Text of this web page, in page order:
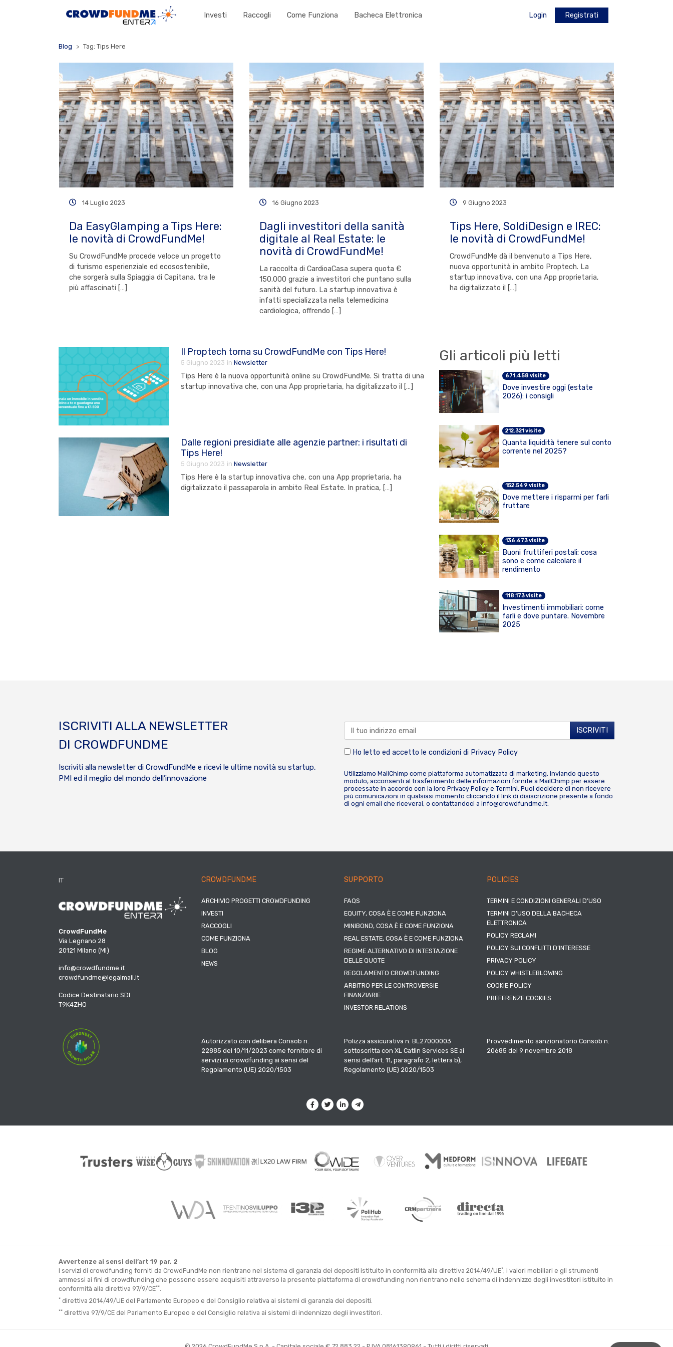
Investi Raccogli Come Funziona Bacheca Elettronica Login Registrati
Blog Tag: Tips Here
14 Luglio 2023
Da EasyGlamping a Tips Here:
le novità di CrowdFundMe!
Su CrowdFundMe procede veloce un progetto
di turismo esperienziale ed ecosostenibile,
che sorgerà sulla Spiaggia di Capitana, tra le
più affascinati […]
16 Giugno 2023
Dagli investitori della sanità
digitale al Real Estate: le
novità di CrowdFundMe!
La raccolta di CardioaCasa supera quota €
150.000 grazie a investitori che puntano sulla
sanità del futuro. La startup innovativa è
infatti specializzata nella telemedicina
cardiologica, offrendo […]
9 Giugno 2023
Tips Here, SoldiDesign e IREC:
le novità di CrowdFundMe!
CrowdFundMe dà il benvenuto a Tips Here,
nuova opportunità in ambito Proptech. La
startup innovativa, con una App proprietaria,
ha digitalizzato il […]
Il Proptech torna su CrowdFundMe con Tips Here!
5 Giugno 2023 in Newsletter
Tips Here è la nuova opportunità online su CrowdFundMe. Si tratta di una
startup innovativa che, con una App proprietaria, ha digitalizzato il […]
Dalle regioni presidiate alle agenzie partner: i risultati di
Tips Here!
5 Giugno 2023 in Newsletter
Tips Here è la startup innovativa che, con una App proprietaria, ha
digitalizzato il passaparola in ambito Real Estate. In pratica, […]
Gli articoli più letti
671.458 visite
Dove investire oggi (estate
2026): i consigli
212.321 visite
Quanta liquidità tenere sul conto
corrente nel 2025?
152.549 visite
Dove mettere i risparmi per farli
fruttare
136.673 visite
Buoni fruttiferi postali: cosa
sono e come calcolare il
rendimento
118.173 visite
Investimenti immobiliari: come
farli e dove puntare. Novembre
2025
ISCRIVITI ALLA NEWSLETTER
DI CROWDFUNDME
Iscriviti alla newsletter di CrowdFundMe e ricevi le ultime novità su startup,
PMI ed il meglio del mondo dell’innovazione
Ho letto ed accetto le condizioni di Privacy Policy
Utilizziamo MailChimp come piattaforma automatizzata di marketing. Inviando questo
modulo, acconsenti al trasferimento delle informazioni fornite a MailChimp per essere
processate in accordo con la loro Privacy Policy e Termini . Puoi decidere di non ricevere
più comunicazioni in qualsiasi momento cliccando il link di disiscrizione presente a fondo
di ogni email che riceverai, o contattandoci a info@crowdfundme.it
IT
CrowdFundMe
Via Legnano 28
20121 Milano (MI)
info@crowdfundme.it
crowdfundme@legalmail.it
Codice Destinatario SDI
T9K4ZHO
CROWDFUNDME
ARCHIVIO PROGETTI CROWDFUNDING
INVESTI
RACCOGLI
COME FUNZIONA
BLOG
NEWS
SUPPORTO
FAQS
EQUITY, COSA È E COME FUNZIONA
MINIBOND, COSA È E COME FUNZIONA
REAL ESTATE, COSA È E COME FUNZIONA
REGIME ALTERNATIVO DI INTESTAZIONE
DELLE QUOTE
REGOLAMENTO CROWDFUNDING
ARBITRO PER LE CONTROVERSIE
FINANZIARIE
INVESTOR RELATIONS
POLICIES
TERMINI E CONDIZIONI GENERALI D’USO
TERMINI D’USO DELLA BACHECA
ELETTRONICA
POLICY RECLAMI
POLICY SUI CONFLITTI D’INTERESSE
PRIVACY POLICY
POLICY WHISTLEBLOWING
COOKIE POLICY
PREFERENZE COOKIES
Autorizzato con delibera Consob n.
22885 del 10/11/2023 come fornitore di
servizi di crowdfunding ai sensi del
Regolamento (UE) 2020/1503
Polizza assicurativa n. BL27000003
sottoscritta con XL Catlin Services SE ai
sensi dell’art. 11, paragrafo 2, lettera b),
Regolamento (UE) 2020/1503
Provvedimento sanzionatorio Consob n.
20685 del 9 novembre 2018
Avvertenze ai sensi dell’art 19 par. 2
I servizi di crowdfunding forniti da CrowdFundMe non rientrano nel sistema di garanzia dei depositi istituito in conformità alla direttiva 2014/49/UE*; i valori mobiliari e gli strumenti
ammessi ai fini di crowdfunding che possono essere acquisiti attraverso la presente piattaforma di crowdfunding non rientrano nello schema di indennizzo degli investitori istituito in
conformità alla direttiva 97/9/CE**.
* direttiva 2014/49/UE del Parlamento Europeo e del Consiglio relativa ai sistemi di garanzia dei depositi.
** direttiva 97/9/CE del Parlamento Europeo e del Consiglio relativa ai sistemi di indennizzo degli investitori.